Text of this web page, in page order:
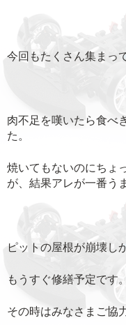
今回もたくさん集まっ
肉不足を嘆いたら食べ
た。
焼いてもないのにちょ
が、結果アレが一番う
ピットの屋根が崩壊し
もうすぐ修繕予定です。
その時はみなさまご協